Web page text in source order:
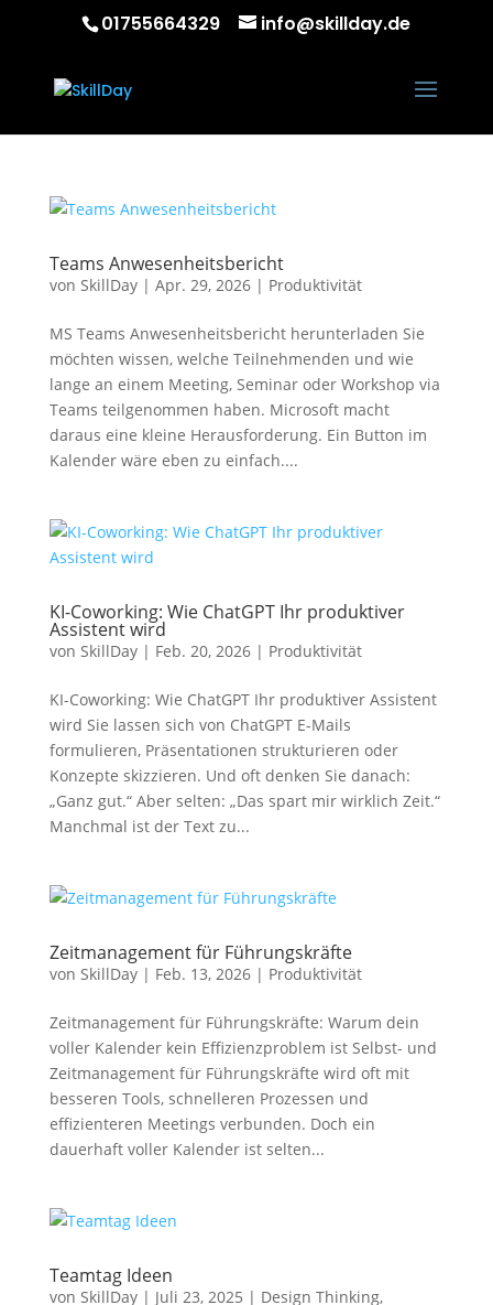
01755664329 info@skillday.de
Teams Anwesenheitsbericht
von SkillDay| Apr. 29, 2026| Produktivität
MS Teams Anwesenheitsbericht herunterladen Sie
möchten wissen, welche Teilnehmenden und wie
lange an einem Meeting, Seminar oder Workshop via
Teams teilgenommen haben. Microsoft macht
daraus eine kleine Herausforderung. Ein Button im
Kalender wäre eben zu einfach....
KI-Coworking: Wie ChatGPT Ihr produktiver
Assistent wird
von SkillDay| Feb. 20, 2026| Produktivität
KI-Coworking: Wie ChatGPT Ihr produktiver Assistent
wird Sie lassen sich von ChatGPT E-Mails
formulieren, Präsentationen strukturieren oder
Konzepte skizzieren. Und oft denken Sie danach:
„Ganz gut.“ Aber selten: „Das spart mir wirklich Zeit.“
Manchmal ist der Text zu...
Zeitmanagement für Führungskräfte
von SkillDay| Feb. 13, 2026| Produktivität
Zeitmanagement für Führungskräfte: Warum dein
voller Kalender kein Effizienzproblem ist Selbst- und
Zeitmanagement für Führungskräfte wird oft mit
besseren Tools, schnelleren Prozessen und
effizienteren Meetings verbunden. Doch ein
dauerhaft voller Kalender ist selten...
Teamtag Ideen
von SkillDay| Juli 23, 2025 | Design Thinking,